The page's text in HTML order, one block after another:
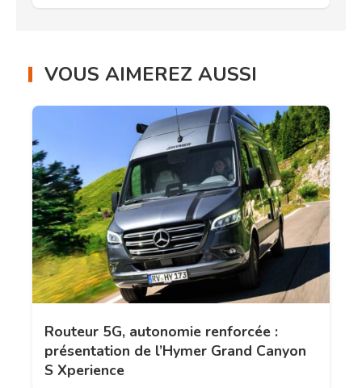
VOUS AIMEREZ AUSSI
Routeur 5G, autonomie renforcée :
présentation de l’Hymer Grand Canyon
S Xperience